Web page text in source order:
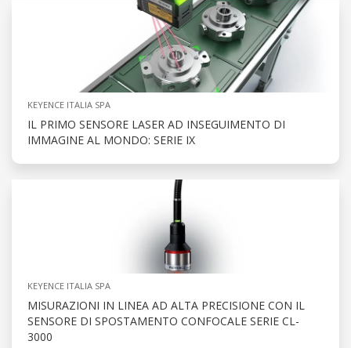
KEYENCE ITALIA SPA
IL PRIMO SENSORE LASER AD INSEGUIMENTO DI
IMMAGINE AL MONDO: SERIE IX
KEYENCE ITALIA SPA
MISURAZIONI IN LINEA AD ALTA PRECISIONE CON IL
SENSORE DI SPOSTAMENTO CONFOCALE SERIE CL-
3000